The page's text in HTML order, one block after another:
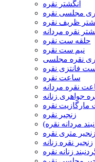
انگشتر نقره
مجلسی نقره
ظریف نقره
نقره مردانه
حلقه ست نقره
نیم ست نقره
نقره مجلسی
فانتزی نقره
ساعت نقره
نقره مردانه
جواهری زنانه
نقره
زنجیر نقره
مردانه نقره)
زنجیر متری نقره
زنجیر نقره زنانه
زنانه نقره